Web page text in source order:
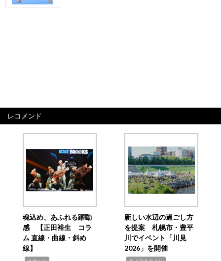
レコメンド
魂込め、あふれる躍動
感 【正田裕生 コラ
ム 直線・曲線・斜め
線】
新しい水辺の過ごし方
を提案 札幌市・豊平
川でイベント「川見
2026」を開催